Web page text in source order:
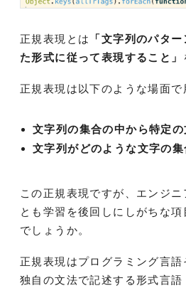
正規表現とは
「文字列のパタ
た形式に従って表現すること」
正規表現は以下のような場面で
文字列の集合の中から特定
文字列がどのような文字の
この正規表現ですが、エンジ
とも学習を後回しにしがちな
でしょうか。
正規表現はプログラミング言語
独自の文法で記述する形式言語